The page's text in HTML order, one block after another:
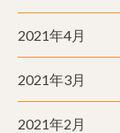
2021年4月
2021年3月
2021年2月